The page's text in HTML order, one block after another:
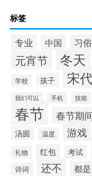
标签
专业 中国 习俗
元宵节 冬天
学校 孩子 宋代
我们可以 手机 技能
春节 春节期
汤圆 温度 游戏
礼物 红包 考试
诗词 还不 都是